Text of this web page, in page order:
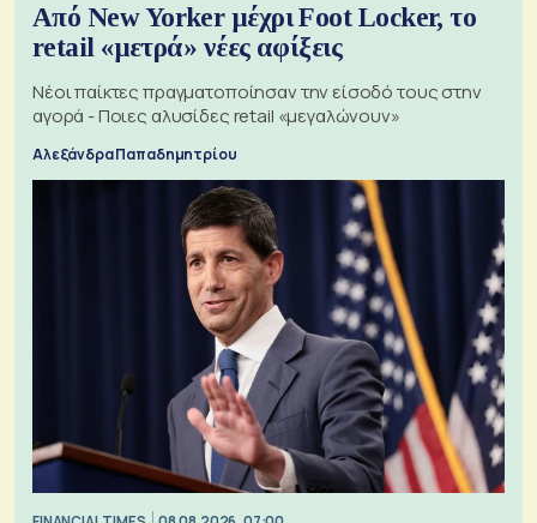
Από New Yorker μέχρι Foot Locker, το
retail «μετρά» νέες αφίξεις
Νέοι παίκτες πραγματοποίησαν την είσοδό τους στην
αγορά - Ποιες αλυσίδες retail «μεγαλώνουν»
Αλεξάνδρα Παπαδημητρίου